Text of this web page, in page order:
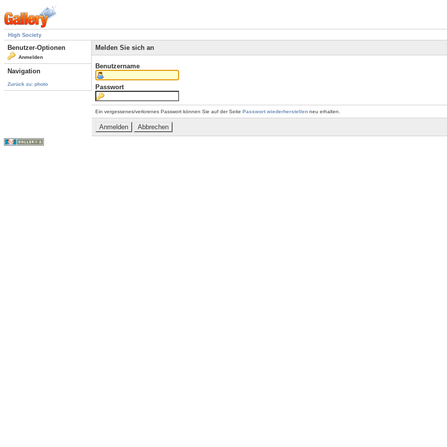
High Society
Benutzer-Optionen
Anmelden
Navigation
Zurück zu: photo
Melden Sie sich an
Benutzername
Passwort
Ein vergessenes/verlorenes Passwort können Sie auf der Seite Passwort wiederherstellen neu erhalten.